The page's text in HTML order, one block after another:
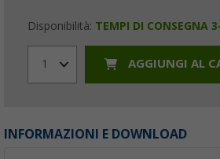
Disponibilità: TEMPI DI CONSEGNA
1 AGGIUNGI AL
INFORMAZIONI E DOWNLOAD